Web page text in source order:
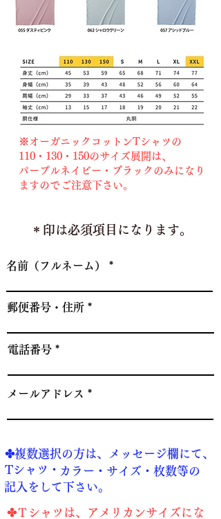
​※オーガニックコットンTシャツの
110・130・150のサイズ展開は、
​パープルネイビー・ブラックのみになり
ますので ​ご注意下さい。
＊印は必須項目になります。
名前（フルネーム）
郵便番号・住所
電話番号
メールアドレス
​✤複数選択の方は、メッセージ欄にて、
Tシャツ・ ​カラー・サイズ・枚数等の
​記入をして下さい。
​✤Ｔシャツは、アメリカンサイズにな